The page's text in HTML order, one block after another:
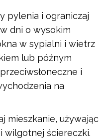
pylenia i ograniczaj
dni o wysokim
w sypialni i wietrz
lub późnym
i
na
mieszkanie, używając
wilgotnej ściereczki.